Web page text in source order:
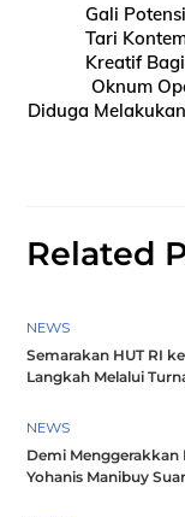
Gali
Tari
Kreatif
Oknum
Diduga
Related
NEWS
Semarakan HUT RI
Langkah Melalui
NEWS
Demi
Yohanis Manibuy